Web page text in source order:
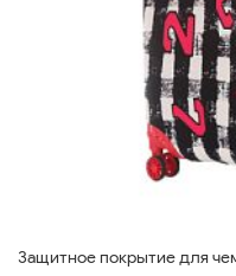
Защитное покрытие для